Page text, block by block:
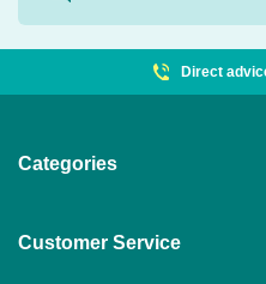
Direct
Categories
Customer Service